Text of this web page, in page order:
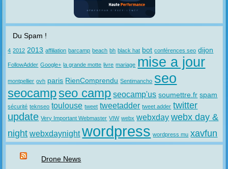
Du Spam !
4 2012 2013 affiliation barcamp beach bh black hat bot conférences seo dijon
FollowAdder Google+ la grande motte livre mariage mise a jour
montpellier ovh paris RienComprendu Sentimancho seo
seocampseo camp seocamp'us soumettre.fr spam
sécurité teknseo toulouse tweet tweetadder tweet adder twitter
update Very Important Webmaster VIW webx webxday webx day &
night webxdaynight wordpress wordpress mu xavfun
Drone News